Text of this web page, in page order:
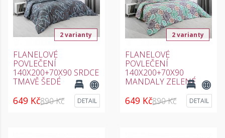
2 varianty
FLANELOVÉ
POVLEČENÍ
140X200+70X90 SRDCE
TMAVĚ ŠEDÉ
649 Kč890 Kč DETAIL
2 varianty
FLANELOVÉ
POVLEČENÍ
140X200+70X90
MANDALY ZELENÉ
649 Kč890 Kč DETAIL